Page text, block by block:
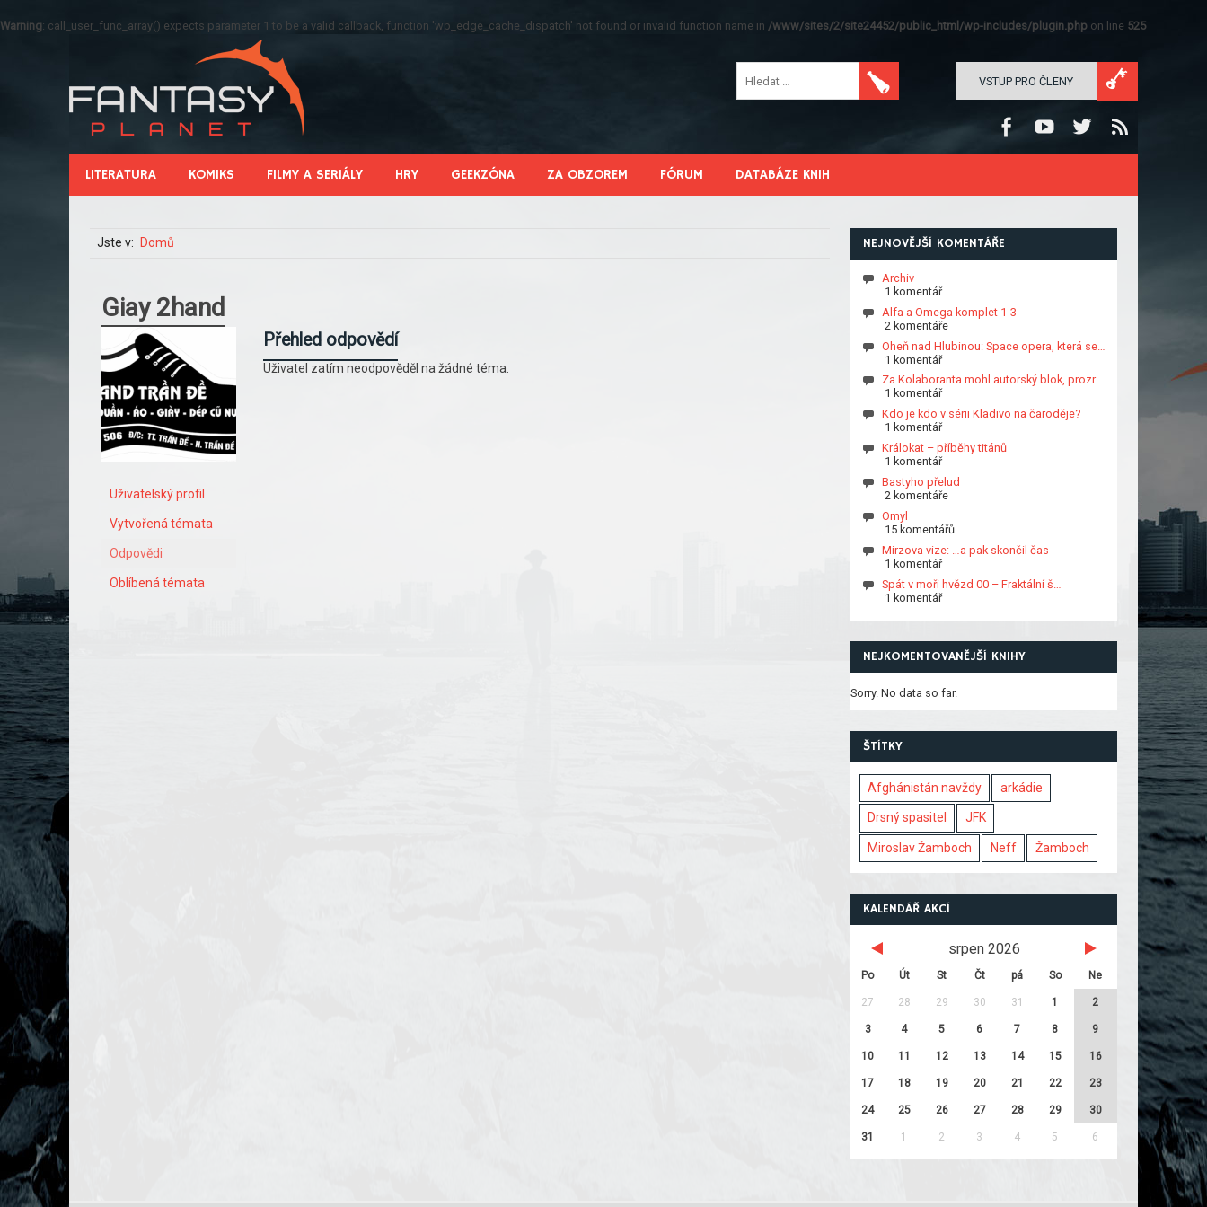
Warning: call_user_func_array() expects parameter 1 to be a valid callback, function 'wp_edge_cache_dispatch' not found or invalid function name in /www/sites/2/site24452/public_html/wp-includes/plugin.php on line 525
VSTUP PRO ČLENY
LITERATURA KOMIKS FILMY A SERIÁLY HRY GEEKZÓNA ZA OBZOREM FÓRUM DATABÁZE KNIH
Jste v: Domů
Giay 2hand
Uživatelský profil
Vytvořená témata
Odpovědi
Oblíbená témata
Přehled odpovědí
Uživatel zatím neodpověděl na žádné téma.
NEJNOVĚJŠÍ KOMENTÁŘE
Archiv
1 komentář
Alfa a Omega komplet 1-3
2 komentáře
Oheň nad Hlubinou: Space opera, která se…
1 komentář
Za Kolaboranta mohl autorský blok, prozr…
1 komentář
Kdo je kdo v sérii Kladivo na čaroděje?
1 komentář
Králokat – příběhy titánů
1 komentář
Bastyho přelud
2 komentáře
Omyl
15 komentářů
Mirzova vize: …a pak skončil čas
1 komentář
Spát v moři hvězd 00 – Fraktální š…
1 komentář
NEJKOMENTOVANĚJŠÍ KNIHY
Sorry. No data so far.
ŠTÍTKY
Afghánistán navždy arkádie
Drsný spasitel JFK
Miroslav Žamboch Neff Žamboch
KALENDÁŘ AKCÍ
srpen 2026
Po Út St Čt pá So Ne
27 28 29 30 31 1 2
3 4 5 6 7 8 9
10 11 12 13 14 15 16
17 18 19 20 21 22 23
24 25 26 27 28 29 30
31 1 2 3 4 5 6